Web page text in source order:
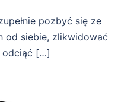
pozbyć się ze
od siebie, zlikwidować
odciąć […]